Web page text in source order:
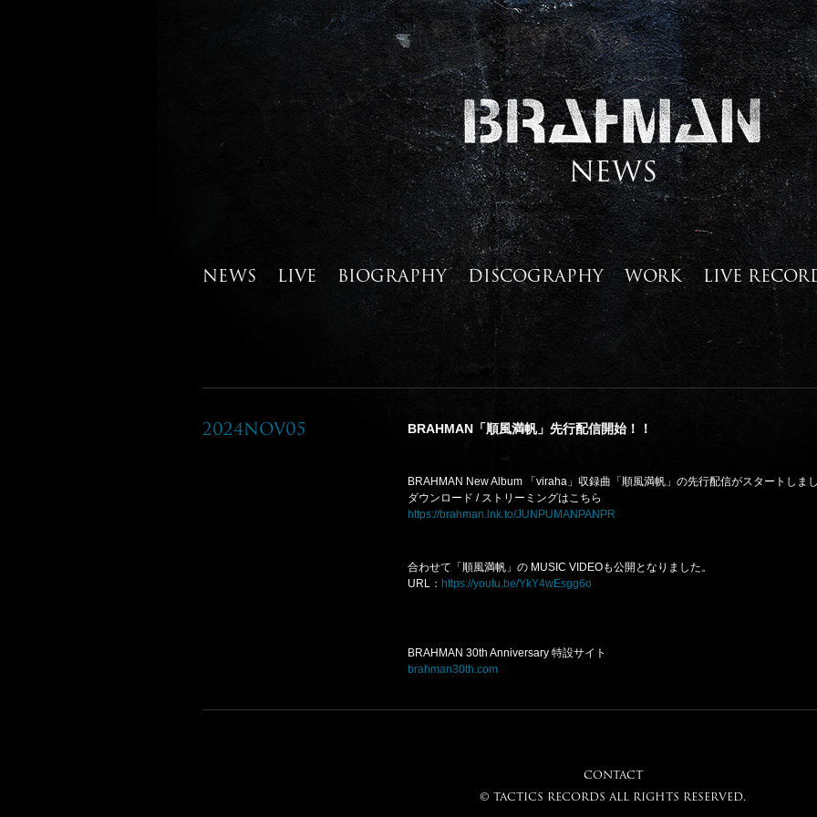
NEWS
NEWS LIVE BIOGRAPHY DISCOGRAPHY WORK LIVE
2024Nov05 BRAHMAN「順風満帆」先行配信開始！！
BRAHMAN New Album 「viraha」収録曲「順風満帆」の先行配信がスタートしま
ダウンロード / ストリーミングはこちら
https://brahman.lnk.to/JUNPUMANPANPR
合わせて「順風満帆」の MUSIC VIDEOも公開となりました。
URL： https://youtu.be/YkY4wEsgg6o
BRAHMAN 30th Anniversary 特設サイト
brahman30th.com
CONTACT
© tactics records all rights reserved.